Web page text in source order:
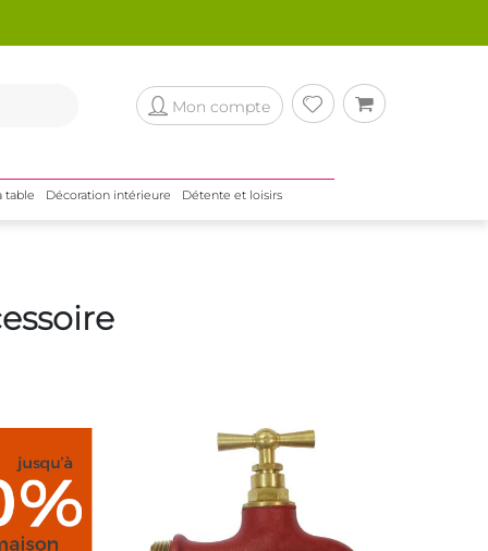
Mon compte
table Décoration intérieure Détente et loisirs